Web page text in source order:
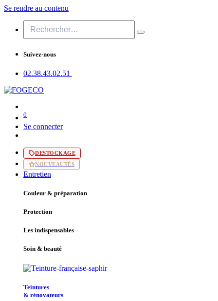
Se rendre au contenu
Suivez-nous
02.38.43​.02.51
0
Se connecter
DESTOCKAGE
NOUVEAUTÉS
Entretien
Couleur & préparation
Protection
Les indispensables
Soin & beauté
Teintu​res
& r​é​novateurs